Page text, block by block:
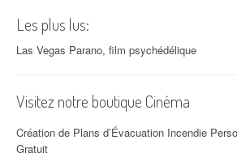
Les plus lus:
Las Vegas Parano, film psychédélique
Visitez notre boutique Cinéma
Création de Plans d’Évacuation Incendie
Gratuit